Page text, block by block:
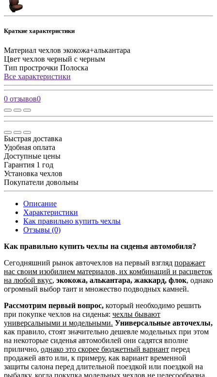
Краткие характеристики
Материал чехлов экокожа+алькантара
Цвет чехлов черный с черным
Тип прострочки Полоска
Все характеристики
0 отзывов0
Быстрая доставка
Удобная оплата
Доступные цены
Гарантия 1 год
Установка чехлов
Покупатели довольны
Описание
Характеристики
Как правильно купить чехлы
Отзывы (0)
Как правильно купить чехлы на сиденья автомобиля?
Сегодняшний рынок авточехлов на первый взгляд поражает
нас своим изобилием материалов, их комбинаций и расцветок
на любой вкус, экокожа, алькантара, жаккард, флок, однако
огромный выбор таит и множество подводных камней.
Рассмотрим первый вопрос, который необходимо решить
при покупке чехлов на сиденья: чехлы бывают
универсальными и модельными. Универсальные авточехлы,
как правило, стоят значительно дешевле модельных при этом
на некоторые сиденья автомобилей они садятся вполне
прилично, однако это скорее бюджетный вариант перед
продажей авто или, к примеру, как вариант временной
защиты салона перед длительной поездкой или поездкой на
рыбалку, когда покупка модельных чехлов не целесообразна.